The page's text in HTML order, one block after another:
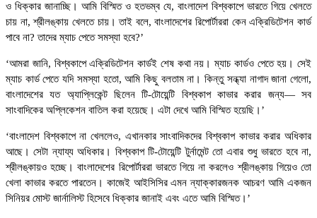
ও ধিক্কার জানাচ্ছি। আমি বিস্মিত ও হতভম্ব যে, বাংলাদেশ বিশ্বকাপে ভারতে গিয়ে খেলতে
চায় না, শ্রীলঙ্কায় খেলতে চায়। তাই বলে, বাংলাদেশের রিপোর্টাররা কেন এক্রিডিটেশন কার্ড
পাবে না? তাদের ম্যাচ পেতে সমস্যা হবে?’
‘আমরা জানি, বিশ্বকাপে এক্রিডিটেশন কার্ডই শেষ কথা নয়। ম্যাচ কার্ডও পেতে হয়। সেই
ম্যাচ কার্ড পেতে যদি সমস্যা হতো, আমি কিছু বলতাম না। কিন্তু সন্ধ্যা নাগাদ জানা গেলো,
বাংলাদেশের যত অ্যাপ্লিকেন্ট ছিলেন টি-টোয়েন্টি বিশ্বকাপ কাভার করার জন্য— সব
সাংবাদিকের অপ্লিকেশন বাতিল করা হয়েছে। এটা দেখে আমি বিস্মিত হয়েছি।’
‘বাংলাদেশ বিশ্বকাপে না খেললেও, এখানকার সাংবাদিকদের বিশ্বকাপ কাভার করার অধিকার
আছে। সেটা ন্যায্য অধিকার। বিশ্বকাপ টি-টোয়েন্টি টুর্নামেন্ট তো এবার শুধু ভারতে হবে না,
শ্রীলঙ্কায়ও হচ্ছে। বাংলাদেশের রিপোর্টাররা ভারতে গিয়ে না করলেও শ্রীলঙ্কায় গিয়েও তো
খেলা কাভার করতে পারতেন। কাজেই আইসিসির এমন ন্যাক্কারজনক আচরণ আমি একজন
সিনিয়র মোস্ট জার্নালিস্ট হিসেবে ধিক্কার জানাই এবং এতে আমি বিস্মিত।’